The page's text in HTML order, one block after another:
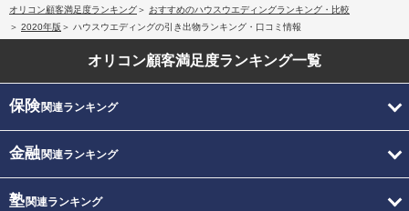
オリコン顧客満足度ランキング
おすすめのハウスウエディングランキング・比較
2020年版
ハウスウエディングの引き出物ランキング・口コミ情報
オリコン顧客満足度ランキング一覧
保険関連ランキング
金融関連ランキング
塾関連ランキング